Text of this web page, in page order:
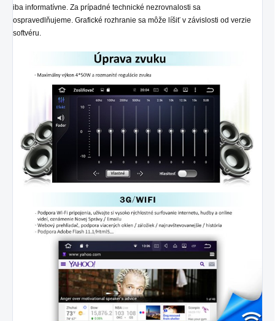
iba informatívne. Za prípadné technické nezrovnalosti sa
ospravedlňujeme. Grafické rozhranie sa môže líšiť v závislosti od verzie
softvéru.